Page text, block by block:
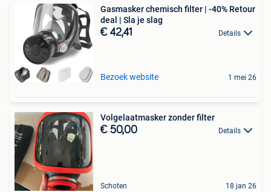
Gasmasker chemisch filter | -40% Retour
deal | Sla je slag
€ 42,41 Details
Bezoek website 1 mei 26
Volgelaatmasker zonder filter
€ 50,00 Details
Schoten 18 jan 26